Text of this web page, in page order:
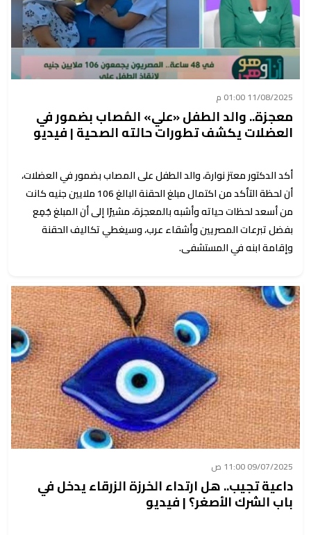
11/08/2025 01:00 م
معجزة.. والد الطفل «علي» المُصاب بضمور في
العضلات يكشف تطورات حالته الصحية | فيديو
أكد الدكتور معتز نوارة، والد الطفل على المصاب بضمور في العضلات،
أن لحظة التأكد من اكتمال مبلغ الحقنة البالغ 106 ملايين جنيه كانت
من أسعد لحظات حياته وأشبه بالمعجزة، مشيرًا إلى أن المبلغ جُمِع
بفضل تبرعات المصريين وأشقاء عرب، وسيغطي تكاليف الحقنة
وإقامة ابنه في المستشفى.
09/07/2025 11:00 ص
داعية تجيب.. هل ارتداء الخرزة الزرقاء يدخل في
باب الشرك الأصغر؟ | فيديو